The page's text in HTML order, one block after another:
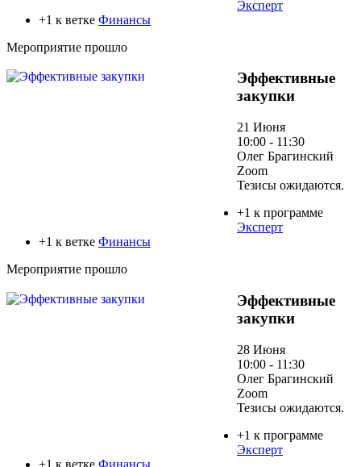
Эксперт
+1 к ветке Финансы
Мероприятие прошло
Эффективные
закупки
21 Июня
10:00 - 11:30
Олег Брагинский
Zoom
Тезисы ожидаются.
+1 к программе
Эксперт
+1 к ветке Финансы
Мероприятие прошло
Эффективные
закупки
28 Июня
10:00 - 11:30
Олег Брагинский
Zoom
Тезисы ожидаются.
+1 к программе
Эксперт
+1 к ветке Финансы